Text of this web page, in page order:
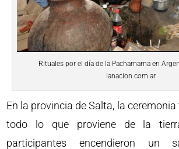
Rituales por el día de la Pachamama en
lanacion.com.ar
En la provincia de Salta, la
todo lo que proviene de la
participantes encendieron un